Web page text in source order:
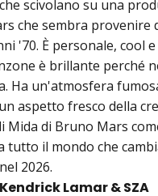
scivolano su una
che sembra provenire
'70. È personale, cool
è brillante perché
Ha un'atmosfera
aspetto fresco della
Mida di Bruno Mars
tutto il mondo che
2026.
Lamar & SZA